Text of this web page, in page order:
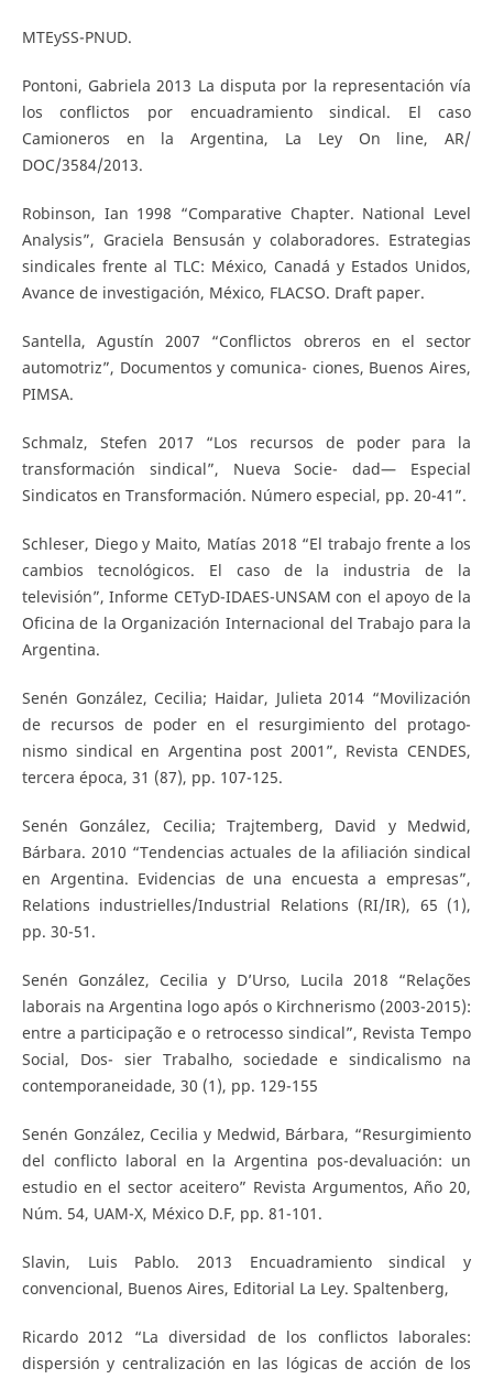
MTEySS-PNUD.
Pontoni, Gabriela 2013 La disputa por la representación vía
los conflictos por encuadramiento sindical. El caso
Camioneros en la Argentina, La Ley On line, AR/
DOC/3584/2013.
Robinson, Ian 1998 “Comparative Chapter. National Level
Analysis”, Graciela Bensusán y colaboradores. Estrategias
sindicales frente al TLC: México, Canadá y Estados Unidos,
Avance de investigación, México, FLACSO. Draft paper.
Santella, Agustín 2007 “Conflictos obreros en el sector
automotriz”, Documentos y comunica- ciones, Buenos Aires,
PIMSA.
Schmalz, Stefen 2017 “Los recursos de poder para la
transformación sindical”, Nueva Socie- dad— Especial
Sindicatos en Transformación. Número especial, pp. 20-41”.
Schleser, Diego y Maito, Matías 2018 “El trabajo frente a los
cambios tecnológicos. El caso de la industria de la
televisión”, Informe CETyD-IDAES-UNSAM con el apoyo de la
Oficina de la Organización Internacional del Trabajo para la
Argentina.
Senén González, Cecilia; Haidar, Julieta 2014 “Movilización
de recursos de poder en el resurgimiento del protago-
nismo sindical en Argentina post 2001”, Revista CENDES,
tercera época, 31 (87), pp. 107-125.
Senén González, Cecilia; Trajtemberg, David y Medwid,
Bárbara. 2010 “Tendencias actuales de la afiliación sindical
en Argentina. Evidencias de una encuesta a empresas”,
Relations industrielles/Industrial Relations (RI/IR), 65 (1),
pp. 30-51.
Senén González, Cecilia y D’Urso, Lucila 2018 “Relações
laborais na Argentina logo após o Kirchnerismo (2003-2015):
entre a participação e o retrocesso sindical”, Revista Tempo
Social, Dos- sier Trabalho, sociedade e sindicalismo na
contemporaneidade, 30 (1), pp. 129-155
Senén González, Cecilia y Medwid, Bárbara, “Resurgimiento
del conflicto laboral en la Argentina pos-devaluación: un
estudio en el sector aceitero” Revista Argumentos, Año 20,
Núm. 54, UAM-X, México D.F, pp. 81-101.
Slavin, Luis Pablo. 2013 Encuadramiento sindical y
convencional, Buenos Aires, Editorial La Ley. Spaltenberg,
Ricardo 2012 “La diversidad de los conflictos laborales:
dispersión y centralización en las lógicas de acción de los